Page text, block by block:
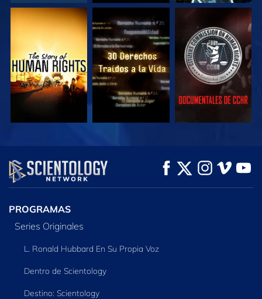
VE VE VE
VE
EXPLORA LAS
SERIES
PROGRAMAS
Series Originales
L. Ronald Hubbard En Su Propia Voz
Dentro de Scientology
Destino: Scientology